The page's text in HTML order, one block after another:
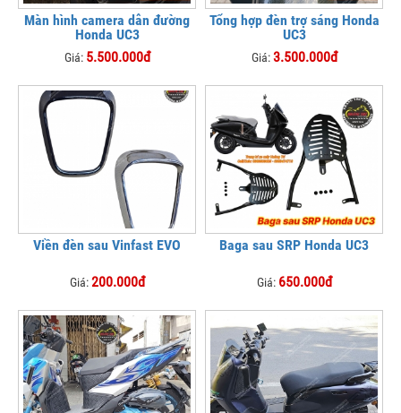
Màn hình camera dẫn đường
Honda UC3
Giá: 5.500.000đ
Tổng hợp đèn trợ sáng Honda
UC3
Giá:3.500.000đ
Viền đèn sau Vinfast EVO
Giá:200.000đ
Baga sau SRP Honda UC3
Giá: 650.000đ